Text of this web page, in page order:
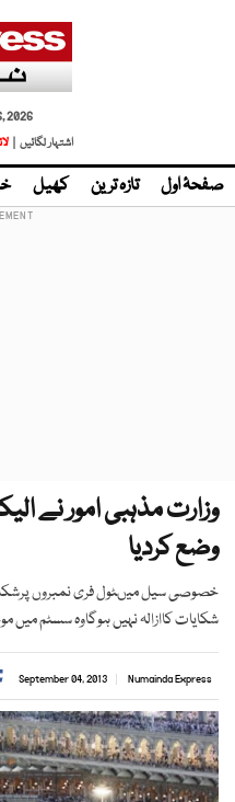
2026
اشتہار لگائیں |
صفحۂ اول تازہ ترین کھیل
وزارت مذہبی امور نے
وضع کردیا
خصوصی سیل میںٹول فری نمبروں
شکایات کاازالہ نہیں ہوگاوہ سسٹم میں
Numainda Express
September 04, 2013